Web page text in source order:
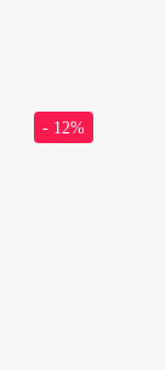
- 12%